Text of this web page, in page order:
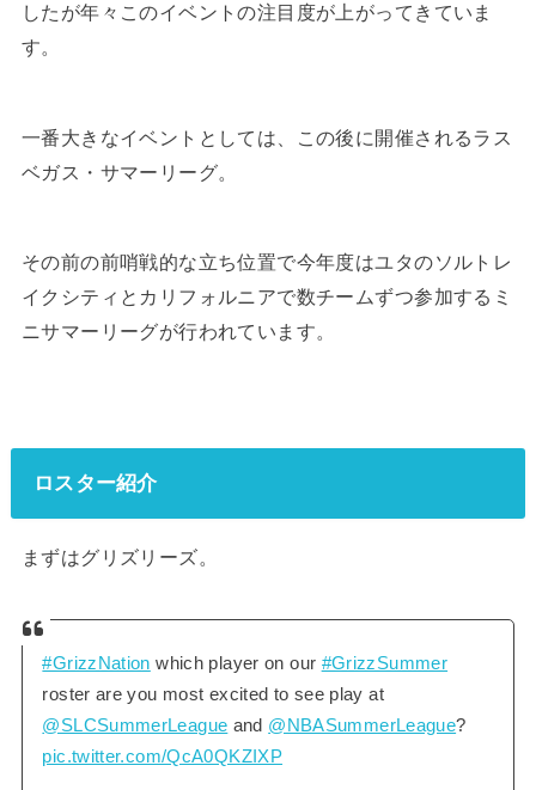
したが年々このイベントの注目度が上がってきていま
す。
一番大きなイベントとしては、この後に開催されるラス
ベガス・サマーリーグ。
その前の前哨戦的な立ち位置で今年度はユタのソルトレ
イクシティとカリフォルニアで数チームずつ参加するミ
ニサマーリーグが行われています。
ロスター紹介
まずはグリズリーズ。
#GrizzNation which player on our #GrizzSummer
roster are you most excited to see play at
@SLCSummerLeague and @NBASummerLeague?
pic.twitter.com/QcA0QKZIXP